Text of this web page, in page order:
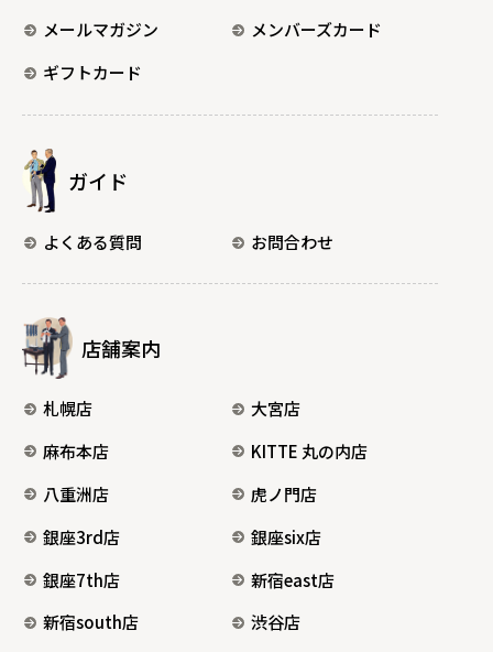
メールマガジン
メンバーズカード
ギフトカード
ガイド
よくある質問 お問合わせ
店舗案内
札幌店
大宮店
麻布本店
KITTE 丸の内店
八重洲店
虎ノ門店
銀座3rd店
銀座six店
銀座7th店
新宿east店
新宿south店
渋谷店